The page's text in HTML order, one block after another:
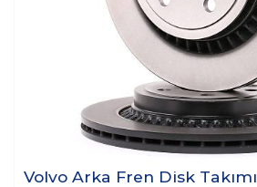
Volvo Arka Fren Disk Takımı